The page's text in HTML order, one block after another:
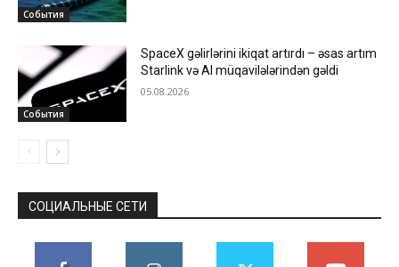
События
События
SpaceX gəlirlərini ikiqat artırdı – əsas artım
Starlink və AI müqavilələrindən gəldi
05.08.2026
СОЦИАЛЬНЫЕ СЕТИ